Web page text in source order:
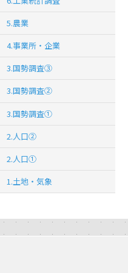
5.農業
4.事業所・企業
3.国勢調査③
3.国勢調査②
3.国勢調査①
2.人口②
2.人口①
1.土地・気象